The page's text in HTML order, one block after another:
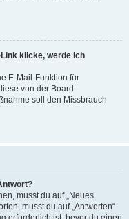
klicke, werde ich
E-Mail-Funktion für
von der Board-
soll den Missbrauch
musst du auf „Neues
musst du auf „Antworten“